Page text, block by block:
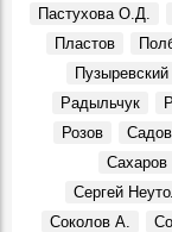
Пастухова О.Д.
Пластов
Пузыревский
Радыльчук
Розов
Сахаров
Сергей
Соколов А.